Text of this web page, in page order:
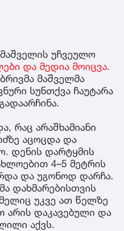
უჩვეულო
და მედია მოიცვა.
მაშველმა
სუნთქვა ჩაუტარა
რაც არაშხამიანი
აცოცდა და
დენის დარტყმის
4–5 მეტრის
და უგონოდ დარჩა.
დახმარებისთვის
უკვე ათ წელზე
არის დაკავებული და
აქვს.